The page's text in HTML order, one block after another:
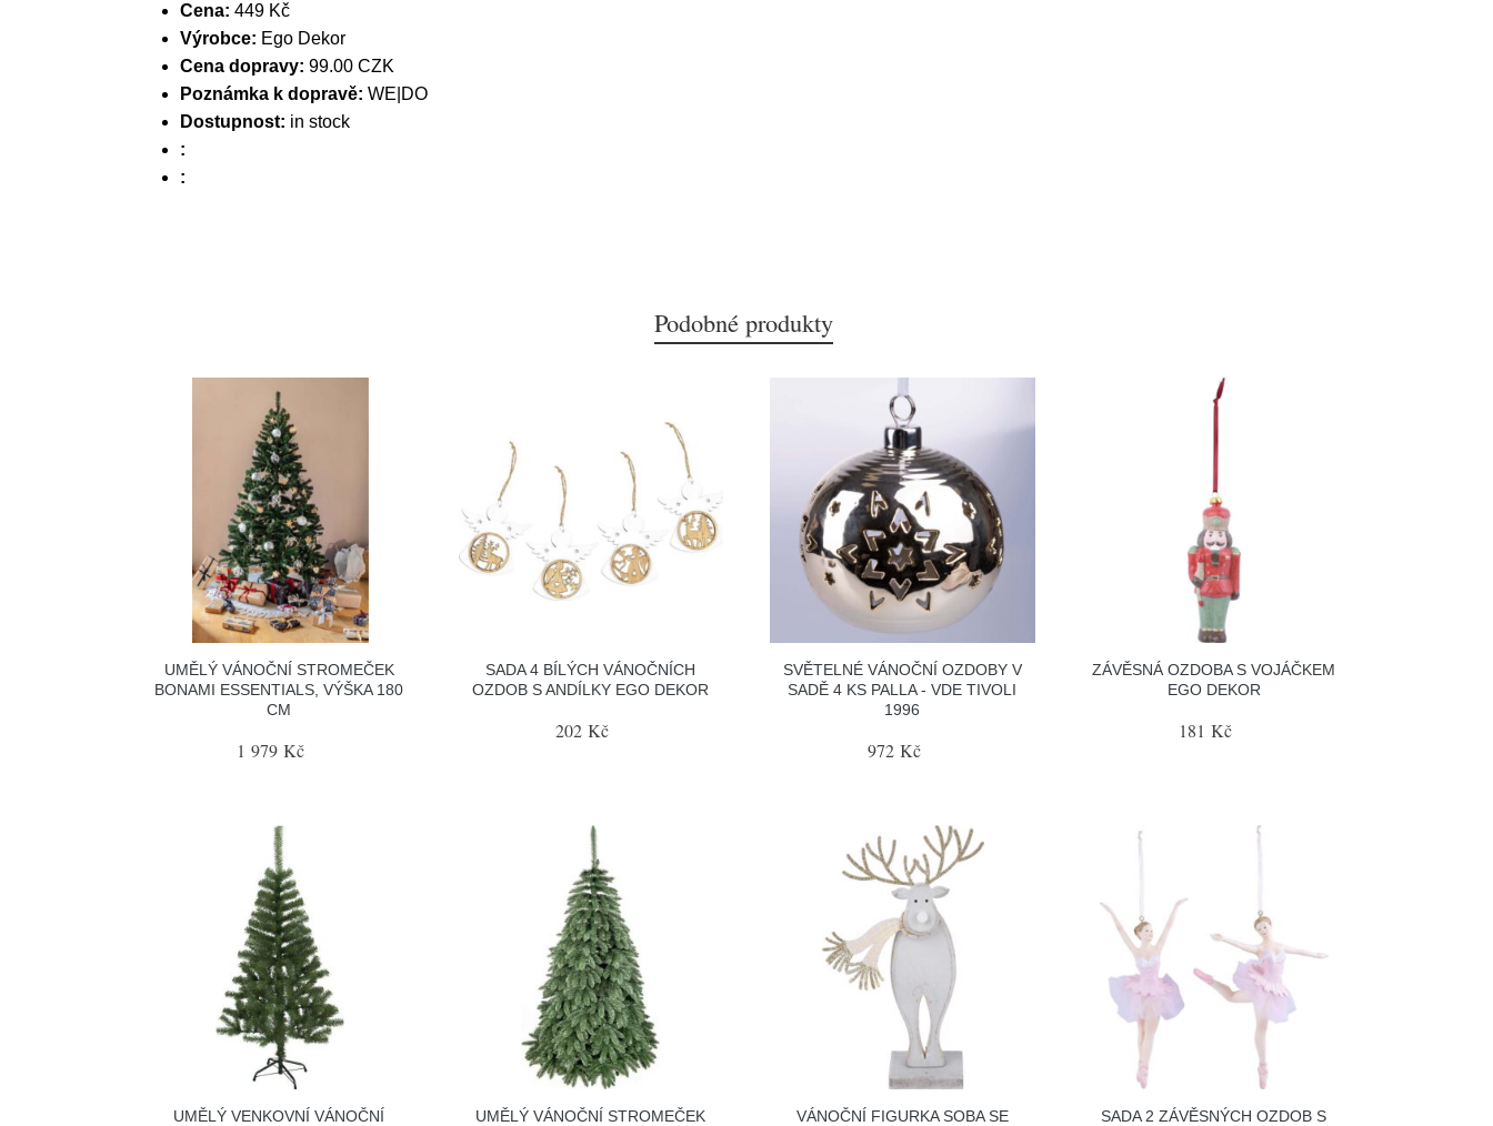
Cena: 449 Kč
Výrobce: Ego Dekor
Cena dopravy: 99.00 CZK
Poznámka k dopravě: WE|DO
Dostupnost: in stock
:
:
Podobné produkty
UMĚLÝ VÁNOČNÍ STROMEČEK
BONAMI ESSENTIALS, VÝŠKA 180
CM
1 979 Kč
SADA 4 BÍLÝCH VÁNOČNÍCH
OZDOB S ANDÍLKY EGO DEKOR
202 Kč
SVĚTELNÉ VÁNOČNÍ OZDOBY V
SADĚ 4 KS PALLA - VDE TIVOLI
1996
972 Kč
ZÁVĚSNÁ OZDOBA S VOJÁČKEM
EGO DEKOR
181 Kč
UMĚLÝ VENKOVNÍ VÁNOČNÍ
UMĚLÝ VÁNOČNÍ STROMEČEK
VÁNOČNÍ FIGURKA SOBA SE
SADA 2 ZÁVĚSNÝCH OZDOB S